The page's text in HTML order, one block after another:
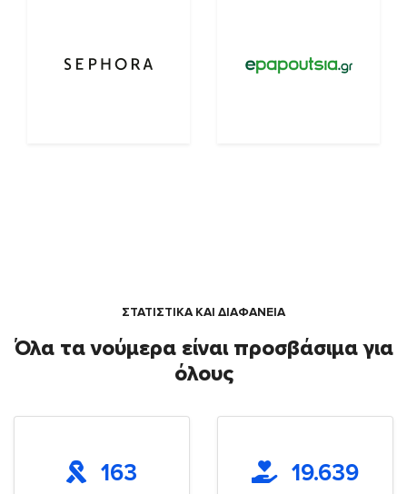
ΣΤΑΤΙΣΤΙΚΑ ΚΑΙ ΔΙΑΦΑΝΕΙΑ
Όλα τα νούμερα είναι προσβάσιμα για
όλους
163 19.639